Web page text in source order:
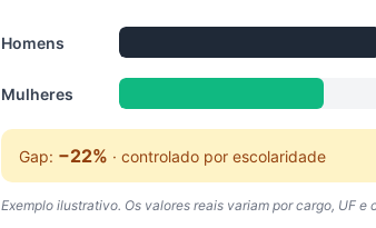
Homens
Mulheres
Gap: −22% · controlado por escolaridade
Exemplo ilustrativo. Os valores reais variam por cargo, UF e